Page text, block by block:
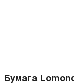
Бумага